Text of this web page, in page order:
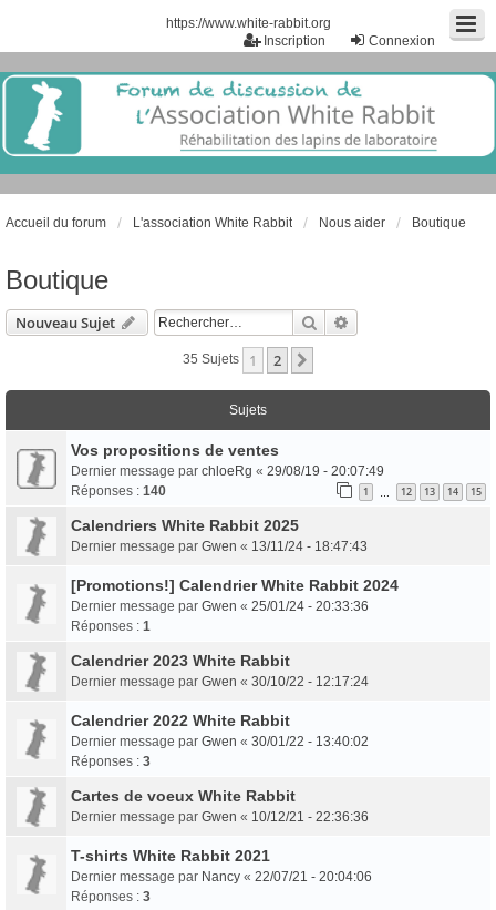
https://www.white-rabbit.org
Connexion
Inscription
Accueil du forum L'association White Rabbit Nous aider Boutique
Boutique
Nouveau Sujet Rechercher
35 Sujets 1 2
Sujets
Vos propositions de ventes
Dernier message par chloeRg « 29/08/19 - 20:07:49
Réponses : 140 1 12 13 14 15
Calendriers White Rabbit 2025
Dernier message par Gwen « 13/11/24 - 18:47:43
[Promotions!] Calendrier White Rabbit 2024
Dernier message par Gwen « 25/01/24 - 20:33:36
Réponses : 1
Calendrier 2023 White Rabbit
Dernier message par Gwen « 30/10/22 - 12:17:24
Calendrier 2022 White Rabbit
Dernier message par Gwen « 30/01/22 - 13:40:02
Réponses : 3
Cartes de voeux White Rabbit
Dernier message par Gwen « 10/12/21 - 22:36:36
T-shirts White Rabbit 2021
Dernier message par Nancy « 22/07/21 - 20:04:06
Réponses : 3